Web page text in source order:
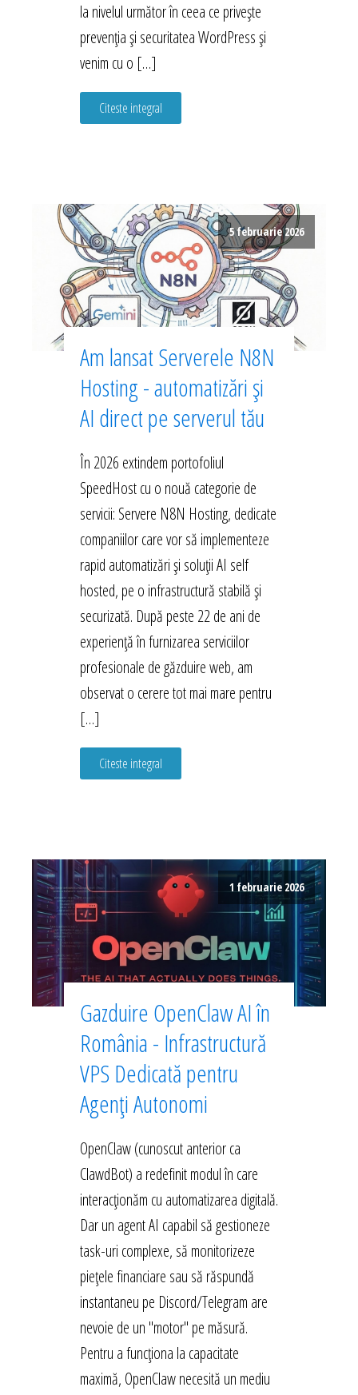
la nivelul următor în ceea ce privește
prevenția și securitatea WordPress și
venim cu o […]
Citeste integral
5 februarie 2026
Am lansat Serverele N8N
Hosting - automatizări și
AI direct pe serverul tău
În 2026 extindem portofoliul
SpeedHost cu o nouă categorie de
servicii: Servere N8N Hosting, dedicate
companiilor care vor să implementeze
rapid automatizări și soluții AI self
hosted, pe o infrastructură stabilă și
securizată. După peste 22 de ani de
experiență în furnizarea serviciilor
profesionale de găzduire web, am
observat o cerere tot mai mare pentru
[…]
Citeste integral
1 februarie 2026
Gazduire OpenClaw AI în
România - Infrastructură
VPS Dedicată pentru
Agenți Autonomi
OpenClaw (cunoscut anterior ca
ClawdBot) a redefinit modul în care
interacționăm cu automatizarea digitală.
Dar un agent AI capabil să gestioneze
task-uri complexe, să monitorizeze
piețele financiare sau să răspundă
instantaneu pe Discord/Telegram are
nevoie de un "motor" pe măsură.
Pentru a funcționa la capacitate
maximă, OpenClaw necesită un mediu